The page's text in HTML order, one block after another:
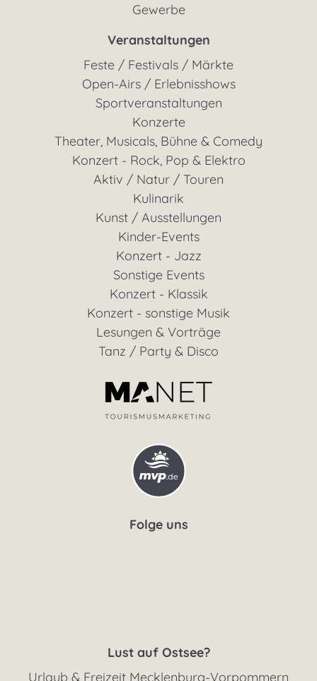
Gewerbe
Veranstaltungen
Feste / Festivals / Märkte
Open-Airs / Erlebnisshows
Sportveranstaltungen
Konzerte
Theater, Musicals, Bühne & Comedy
Konzert - Rock, Pop & Elektro
Aktiv / Natur / Touren
Kulinarik
Kunst / Ausstellungen
Kinder-Events
Konzert - Jazz
Sonstige Events
Konzert - Klassik
Konzert - sonstige Musik
Lesungen & Vorträge
Tanz / Party & Disco
Folge uns
Lust auf Ostsee?
Urlaub & Freizeit Mecklenburg-Vorpommern